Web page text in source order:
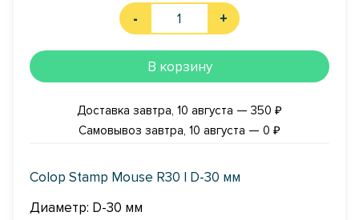
- +
В корзину
Доставка завтра, 10 августа — 350 ₽
Самовывоз завтра, 10 августа — 0 ₽
Colop Stamp Mouse R30 | D-30 мм
Диаметр: D-30 мм